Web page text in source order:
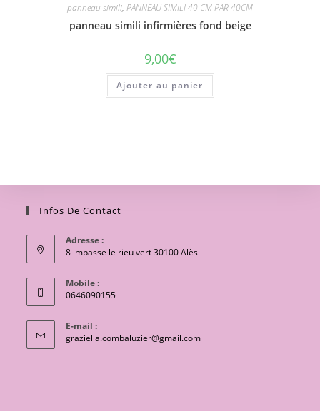
panneau simili, PANNEAU SIMILI 40 CM PAR 40CM
panneau simili infirmières fond beige
9,00€
Ajouter au panier
Infos De Contact
Adresse :
8 impasse le rieu vert 30100 Alès
Mobile :
0646090155
E-mail :
graziella.combaluzier@gmail.comS’ouvre